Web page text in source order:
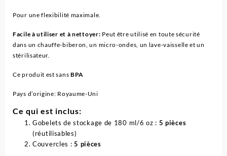
Pour une flexibilité maximale.
Facile à utiliser et à nettoyer: Peut être utilisé en toute sécurité
dans un chauffe-biberon, un micro-ondes, un lave-vaisselle et un
stérilisateur.
Ce produit est sans BPA
Pays d’origine: Royaume-Uni
Ce qui est inclus:
Gobelets de stockage de 180 ml/6 oz : 5 pièces
(réutilisables)
Couvercles :5 pièces